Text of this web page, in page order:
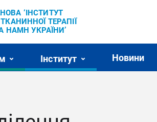
‘ІНСТИТУТ
ТЕРАПІЇ
НАМН УКРАЇНИ’
Інститут Новини